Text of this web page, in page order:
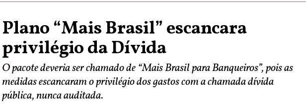
Plano “Mais Brasil” escancara
privilégio da Dívida
O pacote deveria ser chamado de “Mais Brasil para Banqueiros”, pois as
medidas escancaram o privilégio dos gastos com a chamada dívida
pública, nunca auditada.